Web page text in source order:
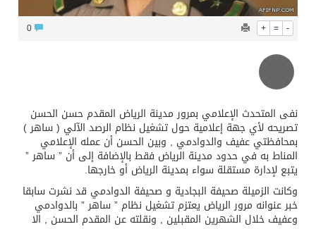
+ = -
نفى المتحدث الإعلامي بمرور مدينة الرياض المقدم حسن الحسن
تصريحه لأي جهة إعلامية حول تشغيل نظام الرصد الآلي ( ساهر )
بمحافظتي عفيف والدوادمي , وبين الحسن أن عمله الإعلامي
المناط به في حدود مدينة الرياض فقط بالإضافة إلى أن ” ساهر ”
يتبع لإدارة مستقلة سواء بمدينة الرياض أو خارجها.
وكانت الزميلة صحيفة البجادية و صحيفة الدوادمي قد نشرت سابقا
خبر عنوانه مرور الرياض يعتزم تشغيل نظام ” ساهر ” بالدوادمي
وعفيف خلال الشهرين المقبلين , ونقلته عن المقدم الحسن , الا